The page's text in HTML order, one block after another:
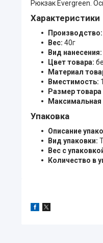
Рюкзак Evergreen.
Характеристики
Производство:
Вес: 40г
Вид нанесения:
Цвет товара:
Материал
Вместимость:
Размер
Максимальная
Упаковка
Описание
Вид упаковки:
Вес с
Количество в